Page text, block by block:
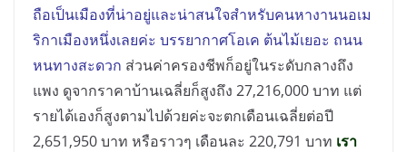
ถือเป็นเมืองที่น่าอยู่และน่าสนใจสำหรับคนหางานนอเม
ริกาเมืองหนึ่งเลยค่ะ บรรยากาศโอเค ต้นไม้เยอะ ถนน
หนทางสะดวก ส่วนค่าครองชีพก็อยู่ในระดับกลางถึง
แพง ดูจากราคาบ้านเฉลี่ยก็สูงถึง 27,216,000 บาท แต่
รายได้เองก็สูงตามไปด้วยค่ะจะตกเดือนเฉลี่ยต่อปี
2,651,950 บาท หรือราวๆ เดือนละ 220,791 บาท เรา